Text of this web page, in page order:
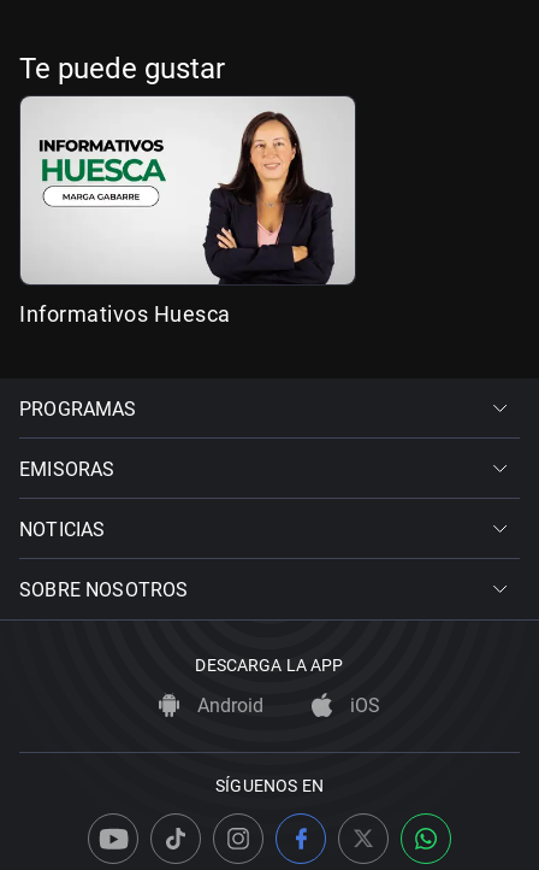
Te puede gustar
Informativos Huesca
PROGRAMAS
EMISORAS
NOTICIAS
SOBRE NOSOTROS
DESCARGA LA APP
Android iOS
SÍGUENOS EN